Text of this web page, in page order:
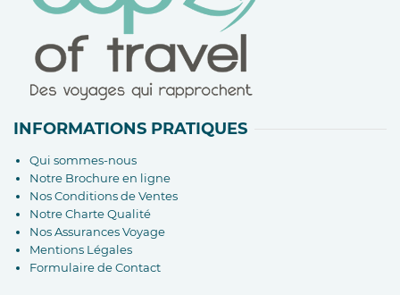
INFORMATIONS PRATIQUES
Qui sommes-nous
Notre Brochure en ligne
Nos Conditions de Ventes
Notre Charte Qualité
Nos Assurances Voyage
Mentions Légales
Formulaire de Contact